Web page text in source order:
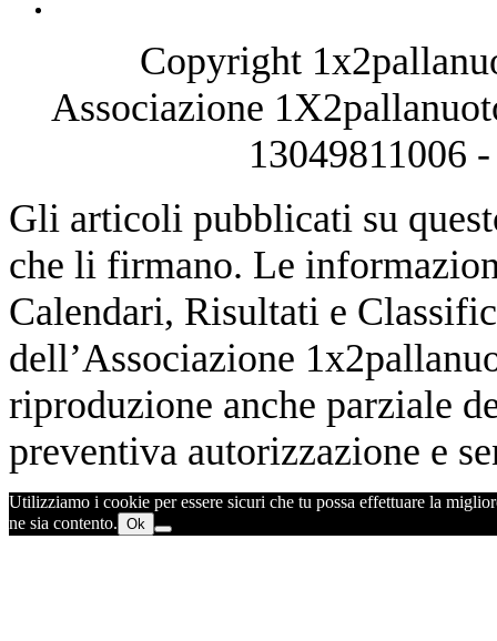
Copyright
Associazione
13049811006
Gli articoli pubblicati su
che li firmano. Le
Calendari, Risultati e
dell’Associazione
riproduzione anche parziale
preventiva autorizzazione e
Utilizziamo i cookie per essere sicuri che tu possa effettuare la
ne sia contento. Ok